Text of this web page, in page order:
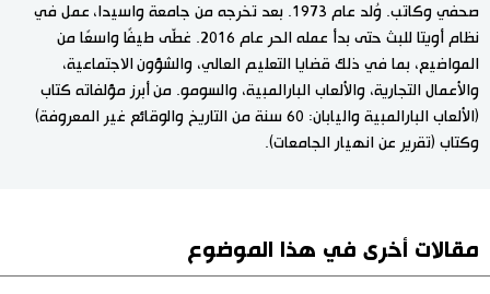
صحفي وكاتب. وُلد عام 1973. بعد تخرجه من جامعة واسيدا، عمل في
نظام أويتا للبث حتى بدأ عمله الحر عام 2016. غطّى طيفًا واسعًا من
المواضيع، بما في ذلك قضايا التعليم العالي، والشؤون الاجتماعية،
والأعمال التجارية، والألعاب البارالمبية، والسومو. من أبرز مؤلفاته كتاب
(الألعاب البارالمبية واليابان: 60 سنة من التاريخ والوقائع غير المعروفة)
وكتاب (تقرير عن انهيار الجامعات).
مقالات أخرى في هذا الموضوع